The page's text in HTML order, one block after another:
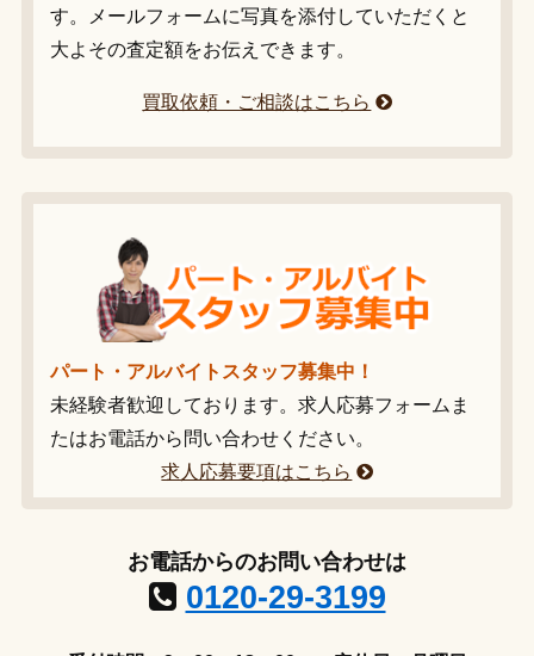
す。メールフォームに写真を添付していただくと
大よその査定額をお伝えできます。
買取依頼・ご相談はこちら
パート・アルバイトスタッフ募集中！
未経験者歓迎しております。求人応募フォームま
たはお電話から問い合わせください。
求人応募要項はこちら
お電話からのお問い合わせは
0120-29-3199